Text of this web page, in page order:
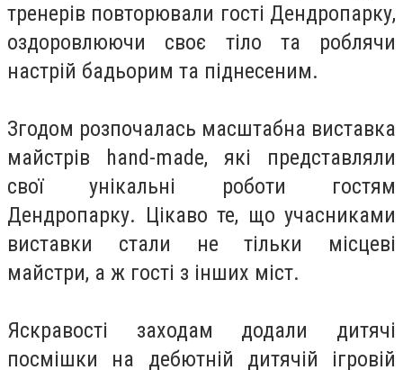
тренерів повторювали гості Дендропарку,
оздоровлюючи своє тіло та роблячи
настрій бадьорим та піднесеним.
Згодом розпочалась масштабна виставка
майстрів hand-made, які представляли
свої унікальні роботи гостям
Дендропарку. Цікаво те, що учасниками
виставки стали не тільки місцеві
майстри, а ж гості з інших міст.
Яскравості заходам додали дитячі
посмішки на дебютній дитячій ігровій